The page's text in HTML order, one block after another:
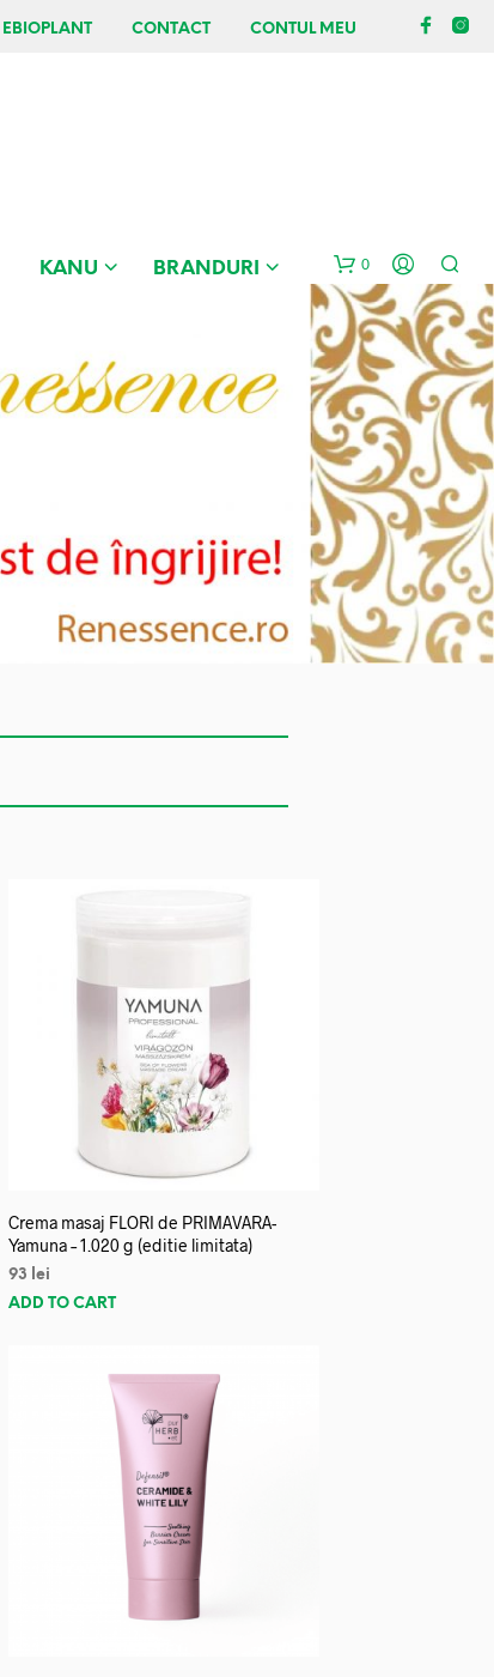
EBIOPLANT CONTACT CONTUL MEU
KANU BRANDURI 0
Crema masaj FLORI de PRIMAVARA-
Yamuna – 1.020 g (editie limitata)
93
lei
ADD TO CART